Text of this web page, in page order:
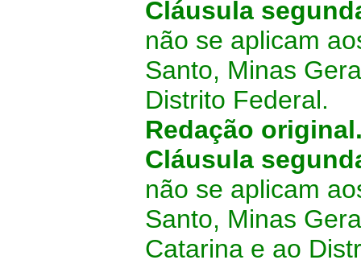
Cláusula
não se aplicam
Santo, Minas
Distrito Federal.
Redação
Cláusula
não se aplicam
Santo, Minas
Catarina e ao